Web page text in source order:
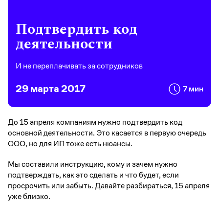
Подтвердить код
деятельности
И не переплачивать за сотрудников
29 марта 2017 7 мин
До 15 апреля компаниям нужно подтвердить код
основной деятельности. Это касается в первую очередь
ООО, но для ИП тоже есть нюансы.
Мы составили инструкцию, кому и зачем нужно
подтверждать, как это сделать и что будет, если
просрочить или забыть. Давайте разбираться, 15 апреля
уже близко.